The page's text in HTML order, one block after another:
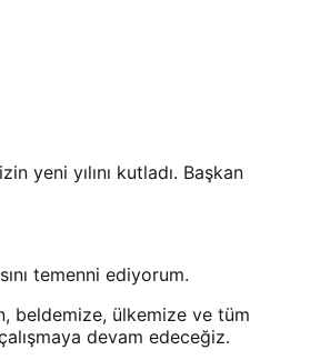
yeni yılını kutladı. Başkan
temenni ediyorum.
beldemize, ülkemize ve tüm
devam edeceğiz.